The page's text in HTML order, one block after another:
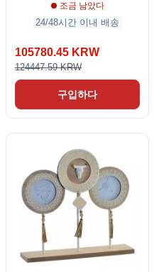
조금 남았다
24/48시간 이내 배송
105780.45 KRW
124447.59 KRW
구입하다